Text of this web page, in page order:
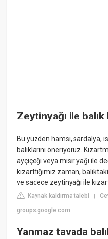
Zeytinyağı ile balık
Bu yüzden hamsi, sardalya,
balıklarını öneriyoruz.
ayçiçeği veya mısır yağı ile
kızarttığımız zaman,
ve sadece zeytinyağı ile
Kaynak kaldırma talebi |
groups.google.com
Yanmaz tavada